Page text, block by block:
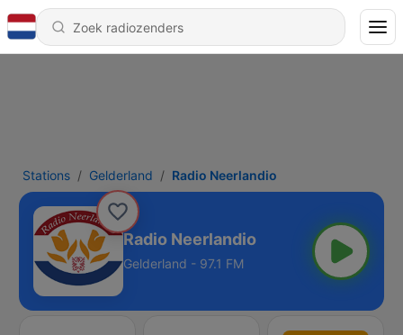
Stations Gelderland Radio Neerlandio
Radio Neerlandio
Gelderland - 97.1 FM